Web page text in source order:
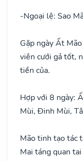
-Ngoại lệ: Sao
Gặp ngày Ất
viên cưới gả tốt,
tiền của.
Hợp với 8 ngày:
Mùi, Đinh Mùi,
Mão tinh tạo tác
Mai táng quan